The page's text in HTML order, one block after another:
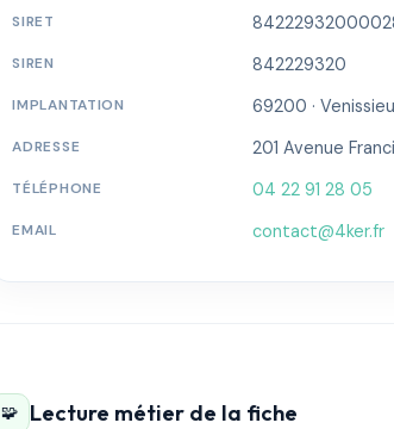
SIRET
SIREN 842229320
IMPLANTATION 69200 ·
ADRESSE 201 Avenue
TÉLÉPHONE 04 22 91 28 05
EMAIL contact@4ker.fr
🧩 Lecture métier de la fiche